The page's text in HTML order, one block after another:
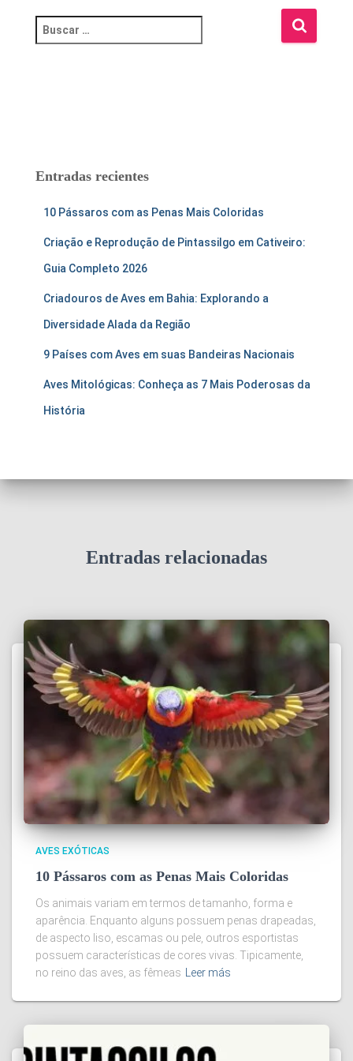
Entradas recientes
10 Pássaros com as Penas Mais Coloridas
Criação e Reprodução de Pintassilgo em Cativeiro:
Guia Completo 2026
Criadouros de Aves em Bahia: Explorando a
Diversidade Alada da Região
9 Países com Aves em suas Bandeiras Nacionais
Aves Mitológicas: Conheça as 7 Mais Poderosas da
História
Entradas relacionadas
AVES EXÓTICAS
10 Pássaros com as Penas Mais Coloridas
Os animais variam em termos de tamanho, forma e
aparência. Enquanto alguns possuem penas drapeadas,
de aspecto liso, escamas ou pele, outros esportistas
possuem características de cores vivas. Tipicamente,
no reino das aves, as fêmeas
Leer más